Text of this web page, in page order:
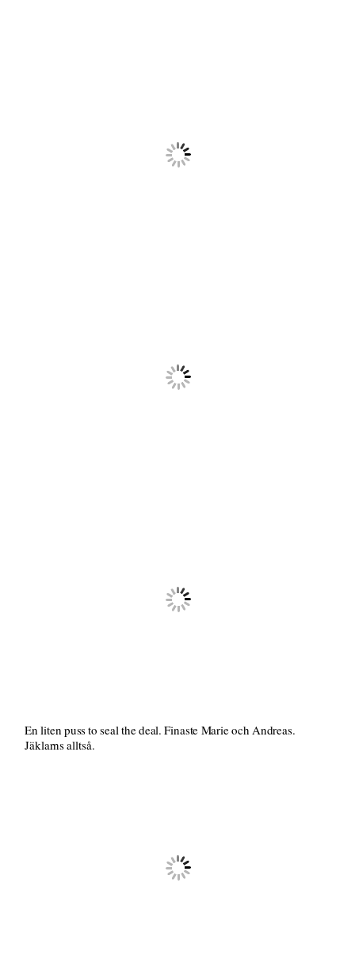
En liten puss to seal the deal. Finaste Marie och Andreas.
Jäklarns alltså.